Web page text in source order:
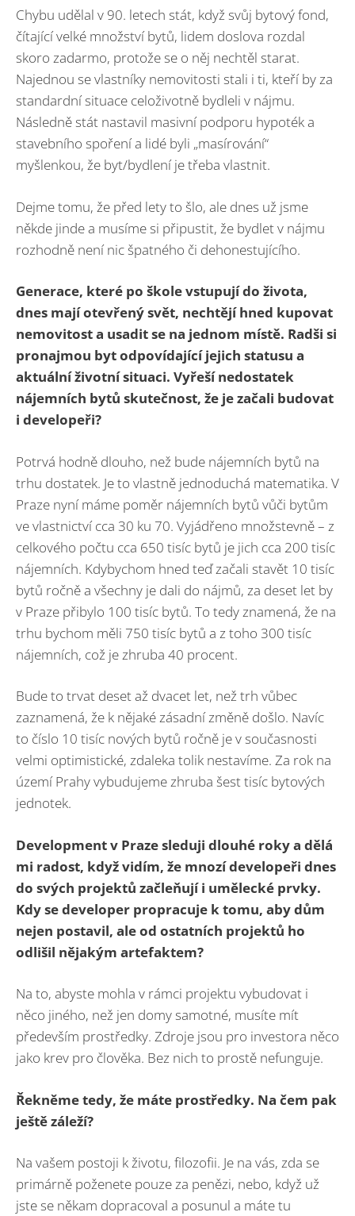
Chybu udělal v 90. letech stát, když svůj bytový fond,
čítající velké množství bytů, lidem doslova rozdal
skoro zadarmo, protože se o něj nechtěl starat.
Najednou se vlastníky nemovitosti stali i ti, kteří by za
standardní situace celoživotně bydleli v nájmu.
Následně stát nastavil masivní podporu hypoték a
stavebního spoření a lidé byli „masírování“
myšlenkou, že byt/bydlení je třeba vlastnit.
Dejme tomu, že před lety to šlo, ale dnes už jsme
někde jinde a musíme si připustit, že bydlet v nájmu
rozhodně není nic špatného či dehonestujícího.
Generace, které po škole vstupují do života,
dnes mají otevřený svět, nechtějí hned kupovat
nemovitost a usadit se na jednom místě. Radši si
pronajmou byt odpovídající jejich statusu a
aktuální životní situaci. Vyřeší nedostatek
nájemních bytů skutečnost, že je začali budovat
i developeři?
Potrvá hodně dlouho, než bude nájemních bytů na
trhu dostatek. Je to vlastně jednoduchá matematika. V
Praze nyní máme poměr nájemních bytů vůči bytům
ve vlastnictví cca 30 ku 70. Vyjádřeno množstevně – z
celkového počtu cca 650 tisíc bytů je jich cca 200 tisíc
nájemních. Kdybychom hned teď začali stavět 10 tisíc
bytů ročně a všechny je dali do nájmů, za deset let by
v Praze přibylo 100 tisíc bytů. To tedy znamená, že na
trhu bychom měli 750 tisíc bytů a z toho 300 tisíc
nájemních, což je zhruba 40 procent.
Bude to trvat deset až dvacet let, než trh vůbec
zaznamená, že k nějaké zásadní změně došlo. Navíc
to číslo 10 tisíc nových bytů ročně je v současnosti
velmi optimistické, zdaleka tolik nestavíme. Za rok na
území Prahy vybudujeme zhruba šest tisíc bytových
jednotek.
Development v Praze sleduji dlouhé roky a dělá
mi radost, když vidím, že mnozí developeři dnes
do svých projektů začleňují i umělecké prvky.
Kdy se developer propracuje k tomu, aby dům
nejen postavil, ale od ostatních projektů ho
odlišil nějakým artefaktem?
Na to, abyste mohla v rámci projektu vybudovat i
něco jiného, než jen domy samotné, musíte mít
především prostředky. Zdroje jsou pro investora něco
jako krev pro člověka. Bez nich to prostě nefunguje.
Řekněme tedy, že máte prostředky. Na čem pak
ještě záleží?
Na vašem postoji k životu, filozofii. Je na vás, zda se
primárně poženete pouze za penězi, nebo, když už
jste se někam dopracoval a posunul a máte tu